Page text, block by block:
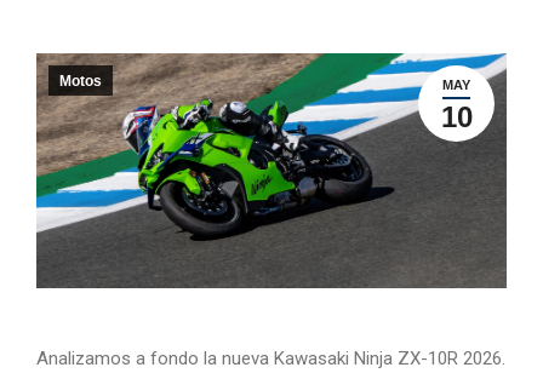
MAY
10
Motos
Analizamos a fondo la nueva Kawasaki Ninja ZX-10R 2026.